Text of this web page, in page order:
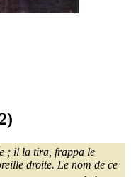
; il la tira, frappa le
droite. Le nom de ce